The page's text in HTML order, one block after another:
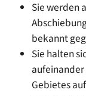
Sie werden
bekannt
Sie halten
Gebietes